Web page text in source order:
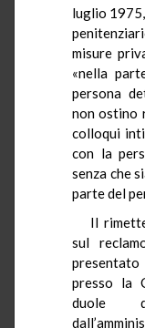
luglio
misure
«nella
persona
non ostino
colloqui
con la
senza che
parte del
Il
sul
presso la
duole